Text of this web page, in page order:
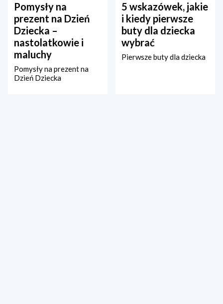
Pomysły na
prezent na Dzień
Dziecka –
nastolatkowie i
maluchy
Pomysły na prezent na
Dzień Dziecka
5 wskazówek, jakie
i kiedy pierwsze
buty dla dziecka
wybrać
Pierwsze buty dla dziecka